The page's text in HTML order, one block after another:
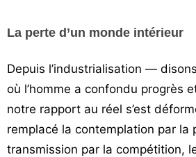
La perte d’un monde intérieur
Depuis l’industrialisation —
où l’homme a confondu progrès
notre rapport au réel s’est
remplacé la contemplation par la
transmission par la compétition,